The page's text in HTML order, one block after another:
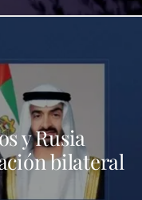
y Rusia
bilateral